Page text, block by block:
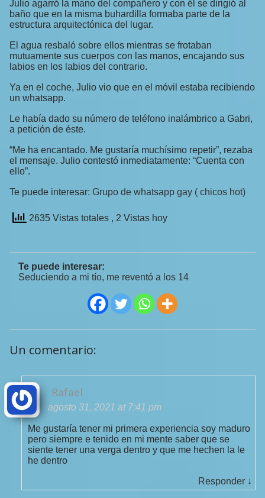
Julio agarró la mano del compañero y con él se dirigió al
baño que en la misma buhardilla formaba parte de la
estructura arquitectónica del lugar.
El agua resbaló sobre ellos mientras se frotaban
mutuamente sus cuerpos con las manos, encajando sus
labios en los labios del contrario.
Ya en el coche, Julio vio que en el móvil estaba recibiendo
un whatsapp.
Le había dado su número de teléfono inalámbrico a Gabri,
a petición de éste.
“Me ha encantado. Me gustaría muchísimo repetir”, rezaba
el mensaje. Julio contestó inmediatamente: “Cuenta con
ello”.
Te puede interesar: Grupo de whatsapp gay ( chicos hot)
2635 Vistas totales , 2 Vistas hoy
Te puede interesar:
Seduciendo a mi tío, me reventó a los 14
Un comentario:
Rafael
agosto 31, 2021 at 7:41 pm
Me gustaría tener mi primera experiencia soy maduro
pero siempre e tenido en mi mente saber que se
siente tener una verga dentro y que me hechen la le
he dentro
Responder ↓